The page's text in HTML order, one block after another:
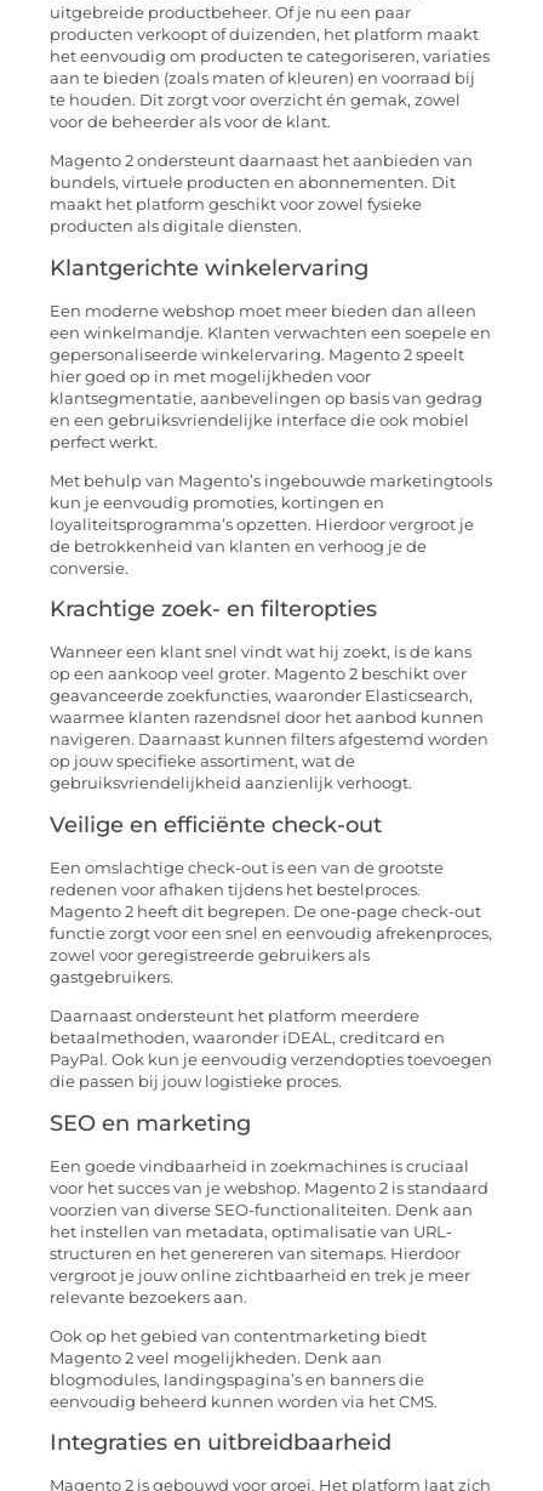
uitgebreide productbeheer. Of je nu een paar
producten verkoopt of duizenden, het platform maakt
het eenvoudig om producten te categoriseren, variaties
aan te bieden (zoals maten of kleuren) en voorraad bij
te houden. Dit zorgt voor overzicht én gemak, zowel
voor de beheerder als voor de klant.
Magento 2 ondersteunt daarnaast het aanbieden van
bundels, virtuele producten en abonnementen. Dit
maakt het platform geschikt voor zowel fysieke
producten als digitale diensten.
Klantgerichte winkelervaring
Een moderne webshop moet meer bieden dan alleen
een winkelmandje. Klanten verwachten een soepele en
gepersonaliseerde winkelervaring. Magento 2 speelt
hier goed op in met mogelijkheden voor
klantsegmentatie, aanbevelingen op basis van gedrag
en een gebruiksvriendelijke interface die ook mobiel
perfect werkt.
Met behulp van Magento’s ingebouwde marketingtools
kun je eenvoudig promoties, kortingen en
loyaliteitsprogramma’s opzetten. Hierdoor vergroot je
de betrokkenheid van klanten en verhoog je de
conversie.
Krachtige zoek- en filteropties
Wanneer een klant snel vindt wat hij zoekt, is de kans
op een aankoop veel groter. Magento 2 beschikt over
geavanceerde zoekfuncties, waaronder Elasticsearch,
waarmee klanten razendsnel door het aanbod kunnen
navigeren. Daarnaast kunnen filters afgestemd worden
op jouw specifieke assortiment, wat de
gebruiksvriendelijkheid aanzienlijk verhoogt.
Veilige en efficiënte check-out
Een omslachtige check-out is een van de grootste
redenen voor afhaken tijdens het bestelproces.
Magento 2 heeft dit begrepen. De one-page check-out
functie zorgt voor een snel en eenvoudig afrekenproces,
zowel voor geregistreerde gebruikers als
gastgebruikers.
Daarnaast ondersteunt het platform meerdere
betaalmethoden, waaronder iDEAL, creditcard en
PayPal. Ook kun je eenvoudig verzendopties toevoegen
die passen bij jouw logistieke proces.
SEO en marketing
Een goede vindbaarheid in zoekmachines is cruciaal
voor het succes van je webshop. Magento 2 is standaard
voorzien van diverse SEO-functionaliteiten. Denk aan
het instellen van metadata, optimalisatie van URL-
structuren en het genereren van sitemaps. Hierdoor
vergroot je jouw online zichtbaarheid en trek je meer
relevante bezoekers aan.
Ook op het gebied van contentmarketing biedt
Magento 2 veel mogelijkheden. Denk aan
blogmodules, landingspagina’s en banners die
eenvoudig beheerd kunnen worden via het CMS.
Integraties en uitbreidbaarheid
Magento 2 is gebouwd voor groei. Het platform laat zich